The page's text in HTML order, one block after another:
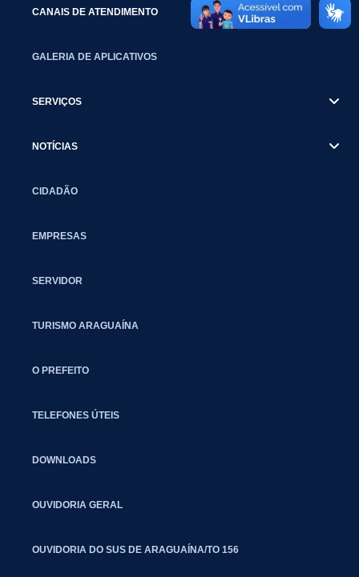
CANAIS DE ATENDIMENTO
GALERIA DE APLICATIVOS
SERVIÇOS
NOTÍCIAS
CIDADÃO
EMPRESAS
SERVIDOR
TURISMO ARAGUAÍNA
O PREFEITO
TELEFONES ÚTEIS
DOWNLOADS
OUVIDORIA GERAL
OUVIDORIA DO SUS DE ARAGUAÍNA/TO 156